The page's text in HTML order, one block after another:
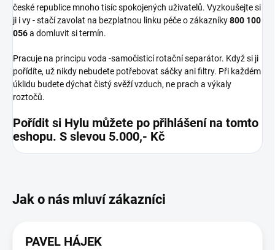
české republice mnoho tisíc spokojených uživatelů. Vyzkoušejte si
ji i vy - stačí zavolat na bezplatnou linku péče o zákazníky800 100
056a domluvit si termín.
Pracuje na principu voda -samočisticí rotační separátor. Když si ji
pořídíte, už nikdy nebudete potřebovat sáčky ani filtry. Při každém
úklidu budete dýchat čistý svěží vzduch, ne prach a výkaly
roztočů.
Pořídit si Hylu můžete po přihlášení na tomto
eshopu. S slevou 5.000,- Kč
PAVEL HÁJEK